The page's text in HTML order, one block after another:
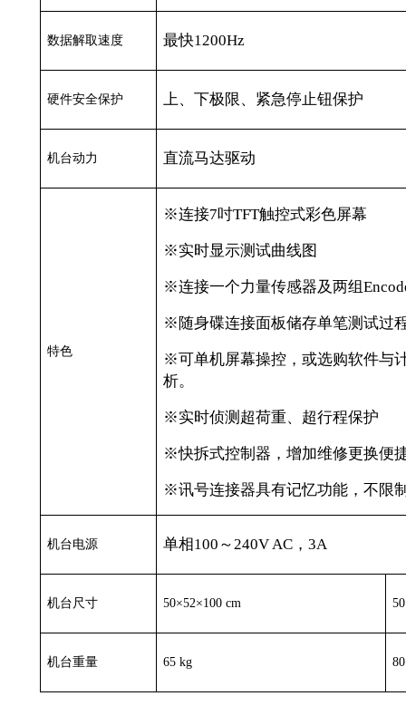
数据解取速度 最快1200Hz
硬件安全保护 上、下极限、紧急停止钮保护
机台动力 直流马达驱动
特色
※连接7吋TFT触控式彩色屏幕
※实时显示测试曲线图
※连接一个力量传感器及两组
※随身碟连接面板储存单笔测试过
※可单机屏幕操控，或选购软件与
析。
※实时侦测超荷重、超行程保护
※快拆式控制器，增加维修更换便
※讯号连接器具有记忆功能，不限
机台电源 单相100 ～240V AC， 3A
机台尺寸 50×52×100 cm
机台重量 65 kg